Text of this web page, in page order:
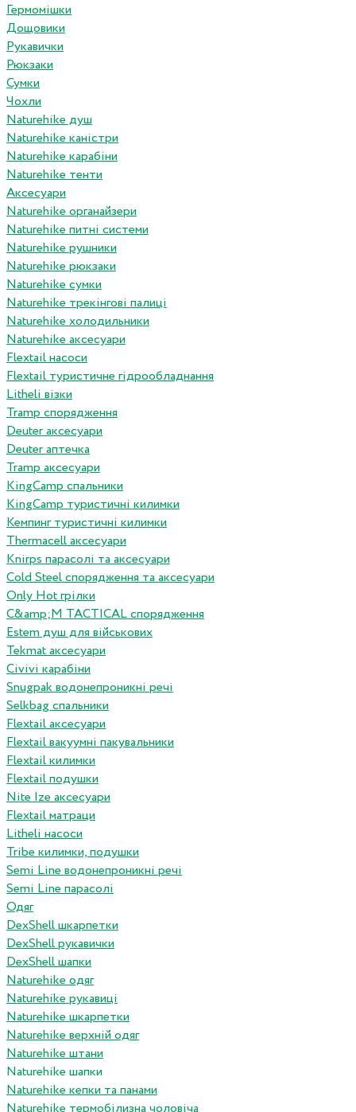
Гермомішки
Дощовики
Рукавички
Рюкзаки
Сумки
Чохли
Naturehike душ
Naturehike каністри
Naturehike карабіни
Naturehike тенти
Аксесуари
Naturehike органайзери
Naturehike питні системи
Naturehike рушники
Naturehike рюкзаки
Naturehike сумки
Naturehike трекінгові палиці
Naturehike холодильники
Naturehike аксесуари
Flextail насоси
Flextail туристичне гідрообладнання
Litheli візки
Tramp спорядження
Deuter аксесуари
Deuter аптечка
Tramp аксесуари
KingCamp спальники
KingCamp туристичні килимки
Кемпинг туристичні килимки
Thermacell аксесуари
Knirps парасолі та аксесуари
Cold Steel спорядження та аксесуари
Only Hot грілки
C&amp;M TACTICAL спорядження
Estem душ для військових
Tekmat аксесуари
Сivivi карабіни
Snugpak водонепроникні речі
Selkbag спальники
Flextail аксесуари
Flextail вакуумні пакувальники
Flextail килимки
Flextail подушки
Nite Ize аксесуари
Flextail матраци
Litheli насоси
Tribe килимки, подушки
Semi Line водонепроникні речі
Semi Line парасолі
Одяг
DexShell шкарпетки
DexShell рукавички
DexShell шапки
Naturehike одяг
Naturehike рукавиці
Naturehike шкарпетки
Naturehike верхній одяг
Naturehike штани
Naturehike шапки
Naturehike кепки та панами